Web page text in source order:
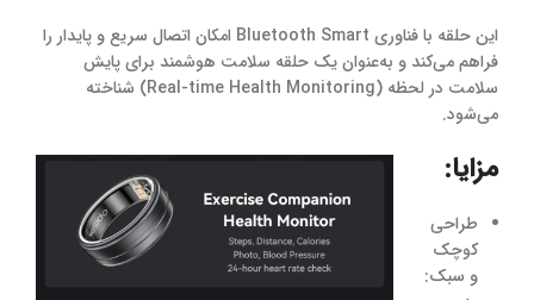
این حلقه با فناوری Bluetooth Smart امکان اتصال سریع و پایدار را
فراهم می‌کند و به‌عنوان یک حلقه سلامت هوشمند برای پایش
سلامت در لحظه (Real-time Health Monitoring) شناخته
می‌شود.
مزایا:
طراحی
کوچک
و سبک: